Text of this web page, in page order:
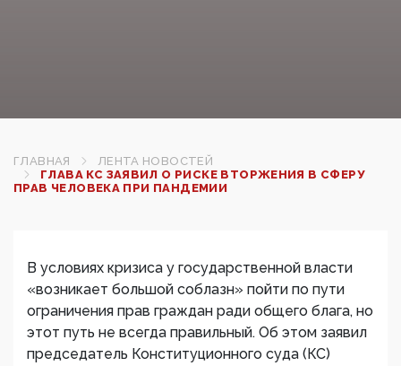
ГЛАВНАЯ
ЛЕНТА НОВОСТЕЙ
ГЛАВА КС ЗАЯВИЛ О РИСКЕ ВТОРЖЕНИЯ В СФЕРУ
ПРАВ ЧЕЛОВЕКА ПРИ ПАНДЕМИИ
В условиях кризиса у государственной власти
«возникает большой соблазн» пойти по пути
ограничения прав граждан ради общего блага, но
этот путь не всегда правильный. Об этом заявил
председатель Конституционного суда (КС)